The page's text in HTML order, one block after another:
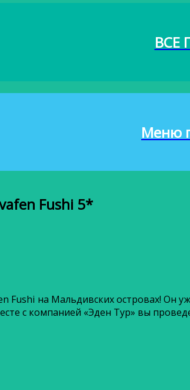
ВСЕ
Меню
Fushi 5*
Fushi на Мальдивских островах! Он
с компанией «Эден Тур» вы